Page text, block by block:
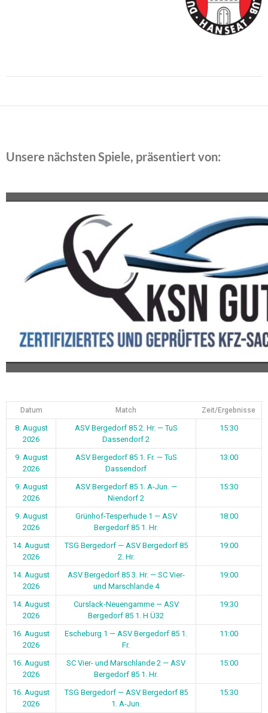
Unsere nächsten Spiele, präsentiert von:
Datum Match Zeit/Ergebnisse
8. August
2026
ASV Bergedorf 85 2. Hr. — TuS
Dassendorf 2
15:30
9. August
2026
ASV Bergedorf 85 1. Fr. — TuS
Dassendorf
13:00
9. August
2026
ASV Bergedorf 85 1. A-Jun. —
Niendorf 2
15:30
9. August
2026
Grünhof-Tesperhude 1 — ASV
Bergedorf 85 1. Hr.
18:00
14. August
2026
TSG Bergedorf — ASV Bergedorf 85
2. Hr.
19:00
14. August
2026
ASV Bergedorf 85 3. Hr. — SC Vier-
und Marschlande 4
19:00
14. August
2026
Curslack-Neuengamme — ASV
Bergedorf 85 1. H Ü32
19:30
16. August
2026
Escheburg 1 — ASV Bergedorf 85 1.
Fr.
11:00
16. August
2026
SC Vier- und Marschlande 2 — ASV
Bergedorf 85 1. Hr.
15:00
16. August
2026
TSG Bergedorf — ASV Bergedorf 85
1. A-Jun.
15:30